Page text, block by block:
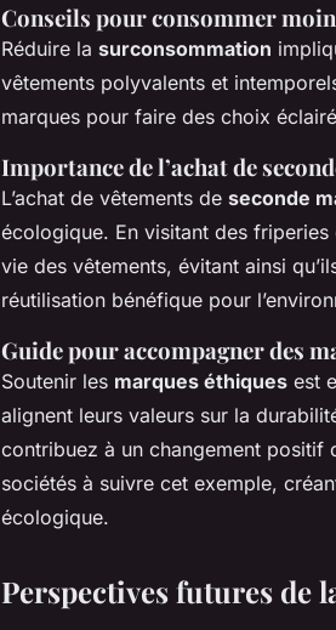
Conseils pour consommer
Réduire la surconsommation
vêtements polyvalents et
marques pour faire des choix
Importance de l’achat de
L’achat de vêtements de seconde
écologique. En visitant des
vie des vêtements, évitant ainsi
réutilisation bénéfique pour
Guide pour accompagner des
Soutenir les marques éthiques est
alignent leurs valeurs sur la
contribuez à un changement positif
sociétés à suivre cet exemple,
écologique.
Perspectives futures de